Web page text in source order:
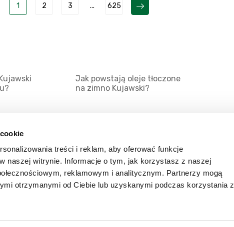
treści i reklam, aby oferować funkcje
naszej witrynie. Informacje o tym, jak korzystasz z naszej
reklamowym i analitycznym. Partnerzy mogą
otrzymanymi od Ciebie lub uzyskanymi podczas korzystania z
1 2 3 ... 625
Jak powstają oleje tłoczone
na zimno Kujawski?
serwisu
RSS
Kategorie
Kontakt
Zaloguj się